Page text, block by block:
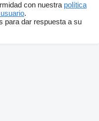
con nuestra política
.
para dar respuesta a su